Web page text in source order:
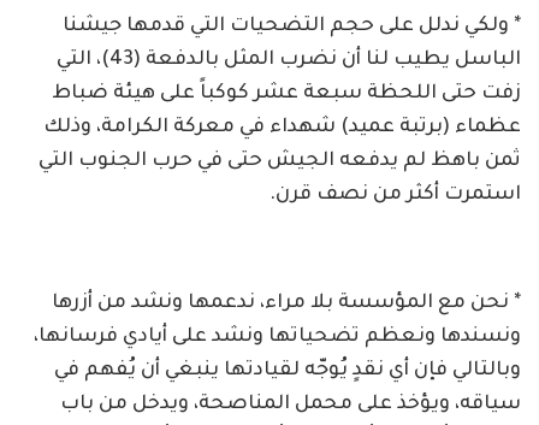
* ولكي ندلل على حجم التضحيات التي قدمها جيشنا
الباسل يطيب لنا أن نضرب المثل بالدفعة (43)، التي
زفت حتى اللحظة سبعة عشر كوكباً على هيئة ضباط
عظماء (برتبة عميد) شهداء في معركة الكرامة، وذلك
ثمن باهظ لم يدفعه الجيش حتى في حرب الجنوب التي
استمرت أكثر من نصف قرن.
* نحن مع المؤسسة بلا مراء، ندعمها ونشد من أزرها
ونسندها ونعظم تضحياتها ونشد على أيادي فرسانها،
وبالتالي فإن أي نقدٍ يُوجّه لقيادتها ينبغي أن يُفهم في
سياقه، ويؤخذ على محمل المناصحة، ويدخل من باب